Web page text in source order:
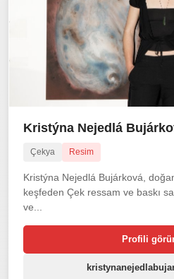
Kristýna Nejedlá
Çekya Resim
Kristýna Nejedlá Bujárková,
keşfeden Çek ressam ve baskı
ve...
Profili